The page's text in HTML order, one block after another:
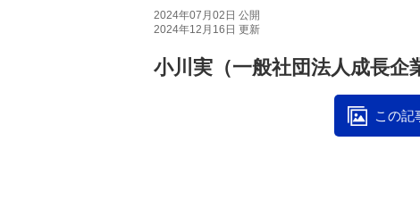
2024年07月02日 公開
2024年12月16日 更新
小川実（一般社団法人成長企
この記